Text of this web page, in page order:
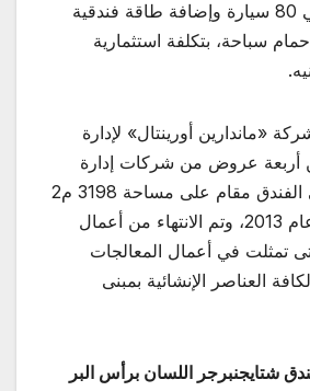
سيارات تسع حوالي 80 سيارة وإضافة طاقة فندقية
56 غرفة، وعدد 2 حمام سباحة، بتكلفة استثمارية
«ماندارين أورينتال» لإدارة
أربعة عروض من شركات إدارة
عالمية.. ويشار إلى الفندق مقام على مساحة 3198 م2
تقريباً ومغلق منذ عام 2013، وتم الانتهاء من أعمال
تمثلت في أعمال المعالجات
العناصر الإنشائية بمبنى
شتايجنبرجر اللسان برأس البر